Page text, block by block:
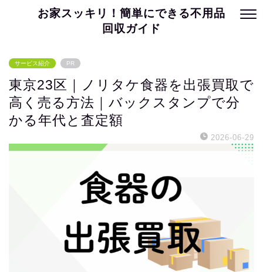
お家スッキリ！簡単にできる不用品
回収ガイド
サービス紹介 PR
東京23区｜ノリタケ食器を出張買取で
高く売る方法｜バックスタンプで分
かる年代と査定額
2026-06-29